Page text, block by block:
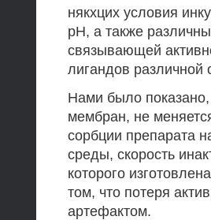
някхцих условия
рН, а также
связывающей
лигандов различной
Нами было
мембран, не
сорбции препарата
среды, скорость
которого
том, что потеря
артефактом.